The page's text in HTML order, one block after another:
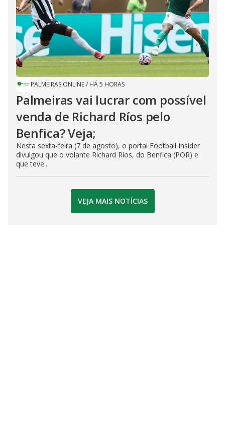
PALMEIRAS ONLINE/ HÁ 5 HORAS
Palmeiras vai lucrar com possível
venda de Richard Ríos pelo
Benfica? Veja;
Nesta sexta-feira (7 de agosto), o portal Football Insider
divulgou que o volante Richard Ríos, do Benfica (POR) e
que teve...
VEJA MAIS NOTÍCIAS